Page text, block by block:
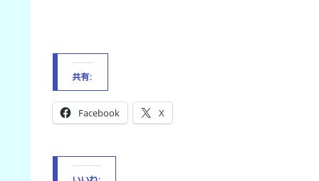
共有:
Facebook X